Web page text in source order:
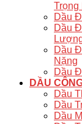
Trọng
Dầu
Dầu
Dầu
Nặng
Dầu
DẦU
Dầu
Dầu
Dầu